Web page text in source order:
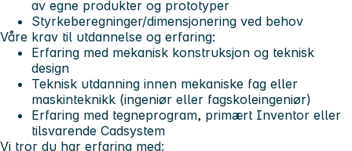
av egne produkter og prototyper
Styrkeberegninger/dimensjonering ved behov
Våre krav til utdannelse og erfaring:
Erfaring med mekanisk konstruksjon og teknisk
design
Teknisk utdanning innen mekaniske fag eller
maskinteknikk (ingeniør eller fagskoleingeniør)
Erfaring med tegneprogram, primært Inventor eller
tilsvarende Cadsystem
Vi tror du har erfaring med: